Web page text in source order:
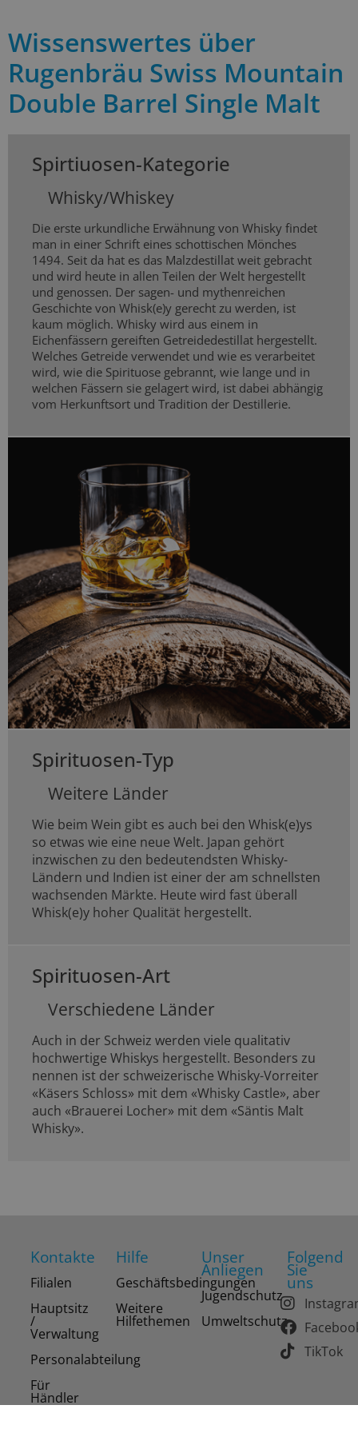
Wissenswertes über
Rugenbräu Swiss Mountain
Double Barrel Single Malt
Spirtiuosen-Kategorie
Whisky/Whiskey
Die erste urkundliche Erwähnung von Whisky findet
man in einer Schrift eines schottischen Mönches
1494. Seit da hat es das Malzdestillat weit gebracht
und wird heute in allen Teilen der Welt hergestellt
und genossen. Der sagen- und mythenreichen
Geschichte von Whisk(e)y gerecht zu werden, ist
kaum möglich. Whisky wird aus einem in
Eichenfässern gereiften Getreidedestillat hergestellt.
Welches Getreide verwendet und wie es verarbeitet
wird, wie die Spirituose gebrannt, wie lange und in
welchen Fässern sie gelagert wird, ist dabei abhängig
vom Herkunftsort und Tradition der Destillerie.
Spirituosen-Typ
Weitere Länder
Wie beim Wein gibt es auch bei den Whisk(e)ys
so etwas wie eine neue Welt. Japan gehört
inzwischen zu den bedeutendsten Whisky-
Ländern und Indien ist einer der am schnellsten
wachsenden Märkte. Heute wird fast überall
Whisk(e)y hoher Qualität hergestellt.
Spirituosen-Art
Verschiedene Länder
Auch in der Schweiz werden viele qualitativ
hochwertige Whiskys hergestellt. Besonders zu
nennen ist der schweizerische Whisky-Vorreiter
«Käsers Schloss» mit dem «Whisky Castle», aber
auch «Brauerei Locher» mit dem «Säntis Malt
Whisky».
Kontakte
Filialen
Hauptsitz
/
Verwaltung
Personalabteilung
Für
Händler
Hilfe
Geschäftsbedingungen
Weitere
Hilfethemen
Unser
Anliegen
Jugendschutz
Umweltschutz
Folgend
Sie
uns
TikTok